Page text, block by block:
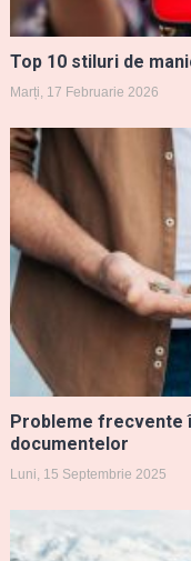
Top 10 stiluri de
Marți, 17 Februarie 2026
Probleme frecvente
documentelor
Luni, 15 Septembrie 2025